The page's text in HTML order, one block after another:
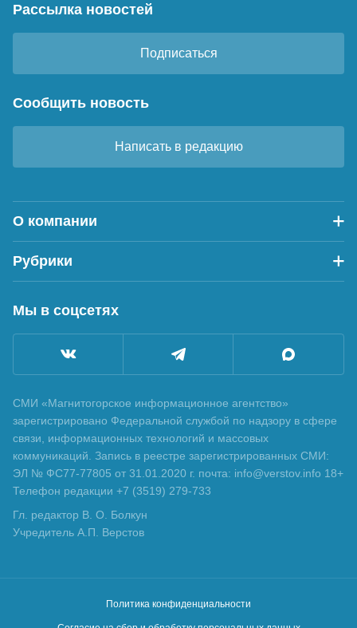
Рассылка новостей
Подписаться
Сообщить новость
Написать в редакцию
О компании
Рубрики
Мы в соцсетях
СМИ «Магнитогорское информационное агентство»
зарегистрировано Федеральной службой по надзору в сфере
связи, информационных технологий и массовых
коммуникаций. Запись в реестре зарегистрированных СМИ:
ЭЛ № ФС77-77805 от 31.01.2020 г. почта: info@verstov.info 18+
Телефон редакции +7 (3519) 279-733
Гл. редактор В. О. Болкун
Учредитель А.П. Верстов
Политика конфиденциальности